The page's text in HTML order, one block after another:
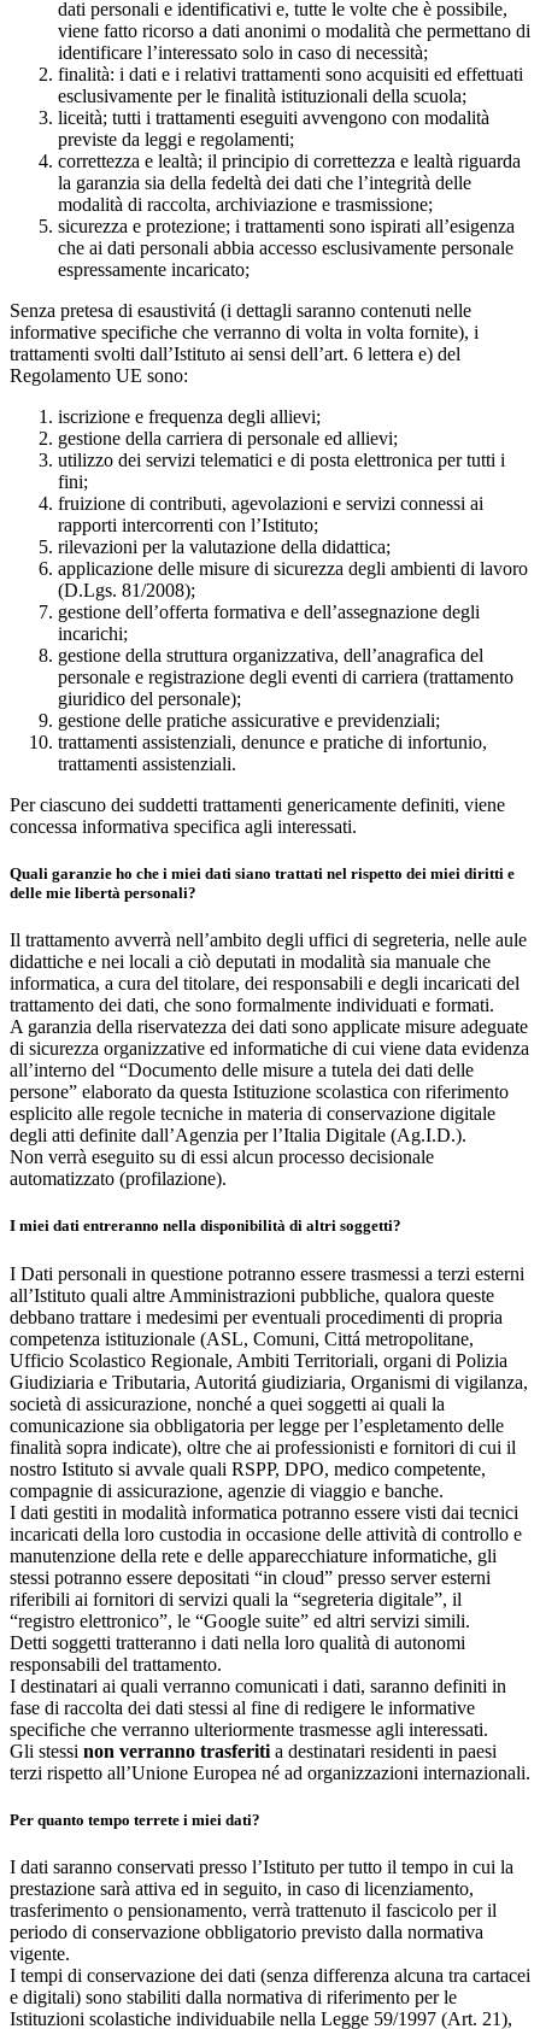
dati personali e identificativi e, tutte le volte che è possibile,
viene fatto ricorso a dati anonimi o modalità che permettano di
identificare l’interessato solo in caso di necessità;
finalità: i dati e i relativi trattamenti sono acquisiti ed effettuati
esclusivamente per le finalità istituzionali della scuola;
liceità; tutti i trattamenti eseguiti avvengono con modalità
previste da leggi e regolamenti;
correttezza e lealtà; il principio di correttezza e lealtà riguarda
la garanzia sia della fedeltà dei dati che l’integrità delle
modalità di raccolta, archiviazione e trasmissione;
sicurezza e protezione; i trattamenti sono ispirati all’esigenza
che ai dati personali abbia accesso esclusivamente personale
espressamente incaricato;
Senza pretesa di esaustivitá (i dettagli saranno contenuti nelle
informative specifiche che verranno di volta in volta fornite), i
trattamenti svolti dall’Istituto ai sensi dell’art. 6 lettera e) del
Regolamento UE sono:
iscrizione e frequenza degli allievi;
gestione della carriera di personale ed allievi;
utilizzo dei servizi telematici e di posta elettronica per tutti i
fini;
fruizione di contributi, agevolazioni e servizi connessi ai
rapporti intercorrenti con l’Istituto;
rilevazioni per la valutazione della didattica;
applicazione delle misure di sicurezza degli ambienti di lavoro
(D.Lgs. 81/2008);
gestione dell’offerta formativa e dell’assegnazione degli
incarichi;
gestione della struttura organizzativa, dell’anagrafica del
personale e registrazione degli eventi di carriera (trattamento
giuridico del personale);
gestione delle pratiche assicurative e previdenziali;
trattamenti assistenziali, denunce e pratiche di infortunio,
trattamenti assistenziali.
Per ciascuno dei suddetti trattamenti genericamente definiti, viene
concessa informativa specifica agli interessati.
Quali garanzie ho che i miei dati siano trattati nel rispetto dei miei diritti e
delle mie libertà personali?
Il trattamento avverrà nell’ambito degli uffici di segreteria, nelle aule
didattiche e nei locali a ciò deputati in modalità sia manuale che
informatica, a cura del titolare, dei responsabili e degli incaricati del
trattamento dei dati, che sono formalmente individuati e formati.
A garanzia della riservatezza dei dati sono applicate misure adeguate
di sicurezza organizzative ed informatiche di cui viene data evidenza
all’interno del “Documento delle misure a tutela dei dati delle
persone” elaborato da questa Istituzione scolastica con riferimento
esplicito alle regole tecniche in materia di conservazione digitale
degli atti definite dall’Agenzia per l’Italia Digitale (Ag.I.D.).
Non verrà eseguito su di essi alcun processo decisionale
automatizzato (profilazione).
I miei dati entreranno nella disponibilità di altri soggetti?
I Dati personali in questione potranno essere trasmessi a terzi esterni
all’Istituto quali altre Amministrazioni pubbliche, qualora queste
debbano trattare i medesimi per eventuali procedimenti di propria
competenza istituzionale (ASL, Comuni, Cittá metropolitane,
Ufficio Scolastico Regionale, Ambiti Territoriali, organi di Polizia
Giudiziaria e Tributaria, Autoritá giudiziaria, Organismi di vigilanza,
società di assicurazione, nonché a quei soggetti ai quali la
comunicazione sia obbligatoria per legge per l’espletamento delle
finalità sopra indicate), oltre che ai professionisti e fornitori di cui il
nostro Istituto si avvale quali RSPP, DPO, medico competente,
compagnie di assicurazione, agenzie di viaggio e banche.
I dati gestiti in modalità informatica potranno essere visti dai tecnici
incaricati della loro custodia in occasione delle attività di controllo e
manutenzione della rete e delle apparecchiature informatiche, gli
stessi potranno essere depositati “in cloud” presso server esterni
riferibili ai fornitori di servizi quali la “segreteria digitale”, il
“registro elettronico”, le “Google suite” ed altri servizi simili.
Detti soggetti tratteranno i dati nella loro qualità di autonomi
responsabili del trattamento.
I destinatari ai quali verranno comunicati i dati, saranno definiti in
fase di raccolta dei dati stessi al fine di redigere le informative
specifiche che verranno ulteriormente trasmesse agli interessati.
Gli stessi non verranno trasferiti a destinatari residenti in paesi
terzi rispetto all’Unione Europea né ad organizzazioni internazionali.
Per quanto tempo terrete i miei dati?
I dati saranno conservati presso l’Istituto per tutto il tempo in cui la
prestazione sarà attiva ed in seguito, in caso di licenziamento,
trasferimento o pensionamento, verrà trattenuto il fascicolo per il
periodo di conservazione obbligatorio previsto dalla normativa
vigente.
I tempi di conservazione dei dati (senza differenza alcuna tra cartacei
e digitali) sono stabiliti dalla normativa di riferimento per le
Istituzioni scolastiche individuabile nella Legge 59/1997 (Art. 21),